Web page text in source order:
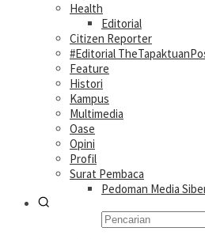
Health
Editorial
Citizen Reporter
#Editorial
Feature
Histori
Kampus
Multimedia
Oase
Opini
Profil
Surat Pembaca
Pedoman Media